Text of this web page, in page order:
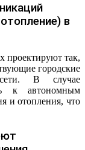
в
проектируют так,
городские
В случае
к автономным
и отопления, что